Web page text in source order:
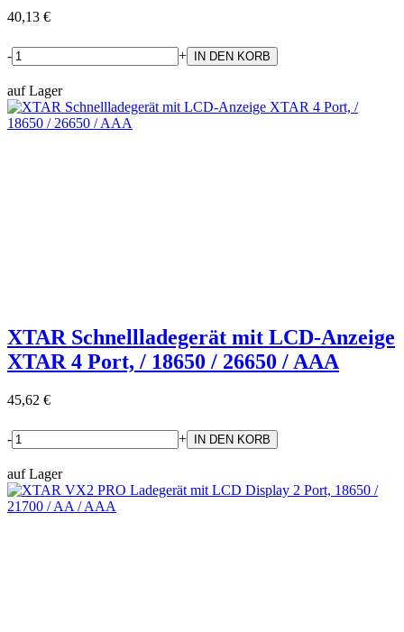
40,13 €
- +
auf Lager
XTAR Schnellladegerät mit LCD-Anzeige
XTAR 4 Port, / 18650 / 26650 / AAA
45,62 €
- +
auf Lager